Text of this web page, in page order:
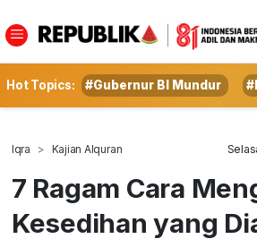
Hot Topics: #Gubernur BI Mundur
Iqra Kajian Alquran
7 Ragam Cara
Kesedihan yang